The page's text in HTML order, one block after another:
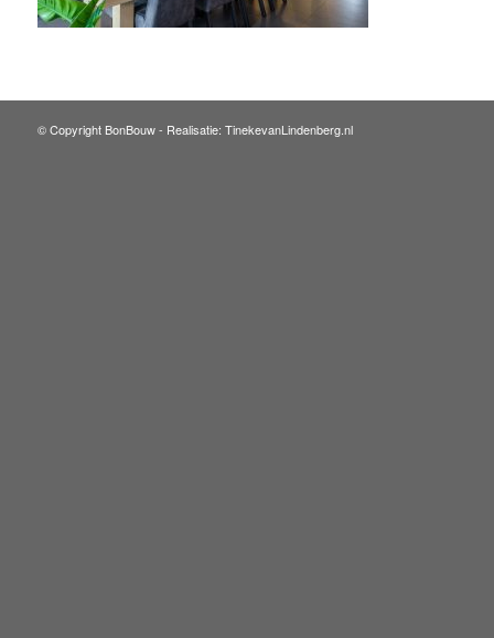
© Copyright BonBouw - Realisatie: TinekevanLindenberg.nl